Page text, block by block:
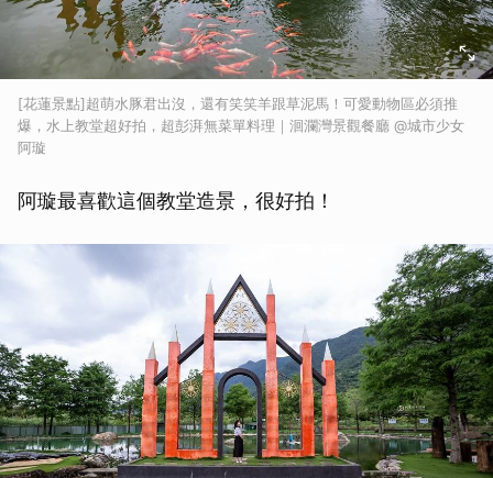
[花蓮景點]超萌水豚君出沒，還有笑笑羊跟草泥馬！可愛動物區必須推
爆，水上教堂超好拍，超彭湃無菜單料理｜洄瀾灣景觀餐廳 @城市少女
阿璇
阿璇最喜歡這個教堂造景，很好拍！
取消